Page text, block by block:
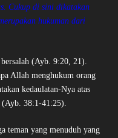
Cukup di sini dikatakan
hukuman dari
(Ayb. 9:20, 21).
Allah menghukum orang
kedaulatan-Nya atas
38:1-41:25).
teman yang menuduh yang